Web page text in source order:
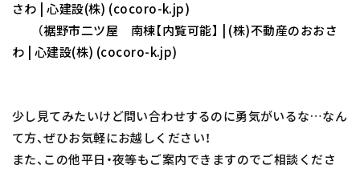
さわ | 心建設(株) (cocoro-k.jp)
（裾野市二ツ屋 南棟【内覧可能】 | (株)不動産のおおさ
わ | 心建設(株) (cocoro-k.jp)
少し見てみたいけど問い合わせするのに勇気がいるな…なん
て方、ぜひお気軽にお越しください！
また、この他平日・夜等もご案内できますのでご相談くださ